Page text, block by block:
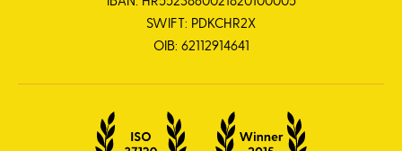
SWIFT: PDKCHR2X
OIB: 62112914641